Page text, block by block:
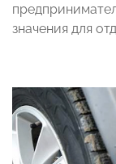
значения для